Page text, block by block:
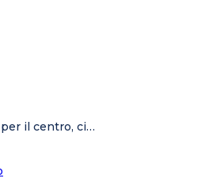
per il centro, ci…